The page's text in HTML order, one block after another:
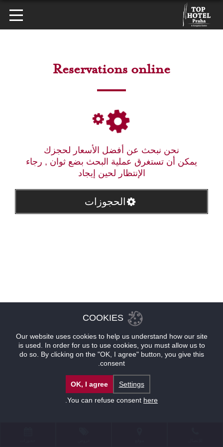
Reservations online
نحن نبحث عن أفضل الأسعار لحجزك
يمكن أن تستغرق عملية البحث بضع ثوان , رجاء
الإنتظار لحين إيجاد
الحجوزات
COOKIES
Our website uses cookies to help us understand how our site
is used. In order for us to use cookies, you must allow us to
do so. By clicking on the "OK, I agree" button, you give this
consent.
Settings
OK, I agree
You can refuse consent here
.